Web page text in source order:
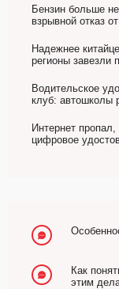
Бензин больше
взрывной отказ
Надежнее
регионы завезли
Водительское
клуб: автошколы
Интернет
цифровое
Как
этим